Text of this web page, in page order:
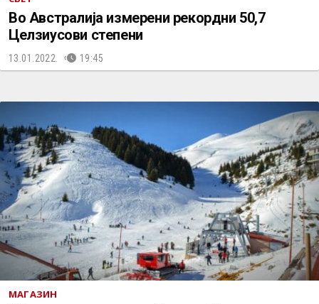
Во Австралија измерени рекордни 50,7
Целзиусови степени
13.01.2022. 19:45
МАГАЗИН